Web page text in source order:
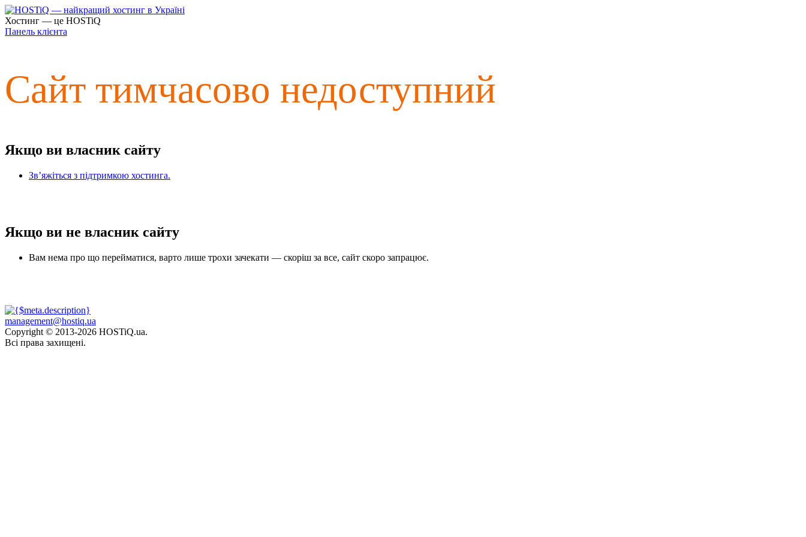
Хостинг — це HOSTiQ
Панель клієнта
Сайт тимчасово недоступний
Якщо ви власник сайту
Зв’яжіться з підтримкою хостинга.
Якщо ви не власник сайту
Вам нема про що перейматися, варто лише трохи зачекати — скоріш за все, сайт скоро запрацює.
management@hostiq.ua
Copyright © 2013-2026 HOSTiQ.ua.
Всі права захищені.